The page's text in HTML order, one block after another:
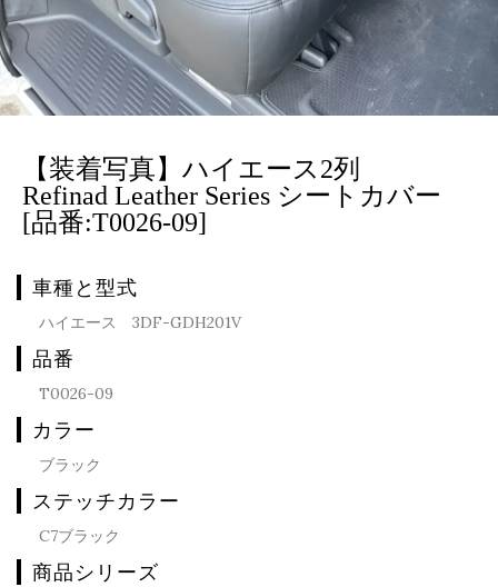
【装着写真】ハイエース2列
Refinad Leather Series シートカバー
[品番:T0026-09]
車種と型式
ハイエース 3DF-GDH201V
品番
T0026-09
カラー
ブラック
ステッチカラー
C7ブラック
商品シリーズ